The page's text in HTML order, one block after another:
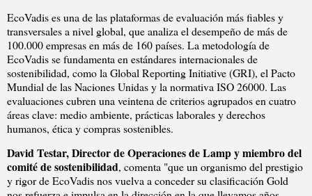
EcoVadis es una de las plataformas de evaluación más fiables y
transversales a nivel global, que analiza el desempeño de más de
100.000 empresas en más de 160 países. La metodología de
EcoVadis se fundamenta en estándares internacionales de
sostenibilidad, como la Global Reporting Initiative (GRI), el Pacto
Mundial de las Naciones Unidas y la normativa ISO 26000. Las
evaluaciones cubren una veintena de criterios agrupados en cuatro
áreas clave: medio ambiente, prácticas laborales y derechos
humanos, ética y compras sostenibles.
David Testar, Director de Operaciones de Lamp y miembro del
comité de sostenibilidad, comenta "que un organismo del prestigio
y rigor de EcoVadis nos vuelva a conceder su clasificación Gold